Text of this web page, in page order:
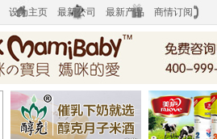
设为主页 最新公司 最新产品 商情订阅